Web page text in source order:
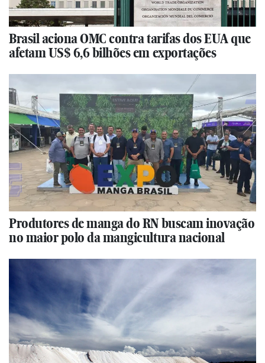
Brasil aciona OMC contra tarifas dos EUA que
afetam US$ 6,6 bilhões em exportações
Produtores de manga do RN buscam inovação
no maior polo da mangicultura nacional